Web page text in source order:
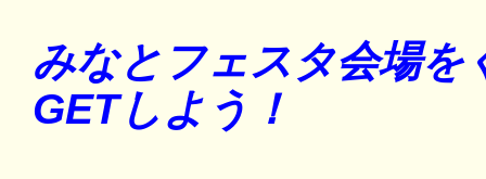
みなとフェスタ会場を
GETしよう！